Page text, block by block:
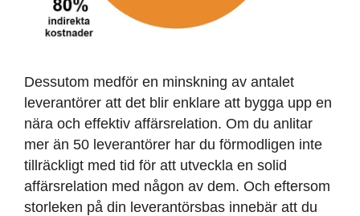
Dessutom medför en minskning av antalet
leverantörer att det blir enklare att bygga upp en
nära och effektiv affärsrelation. Om du anlitar
mer än 50 leverantörer har du förmodligen inte
tillräckligt med tid för att utveckla en solid
affärsrelation med någon av dem. Och eftersom
storleken på din leverantörsbas innebär att du